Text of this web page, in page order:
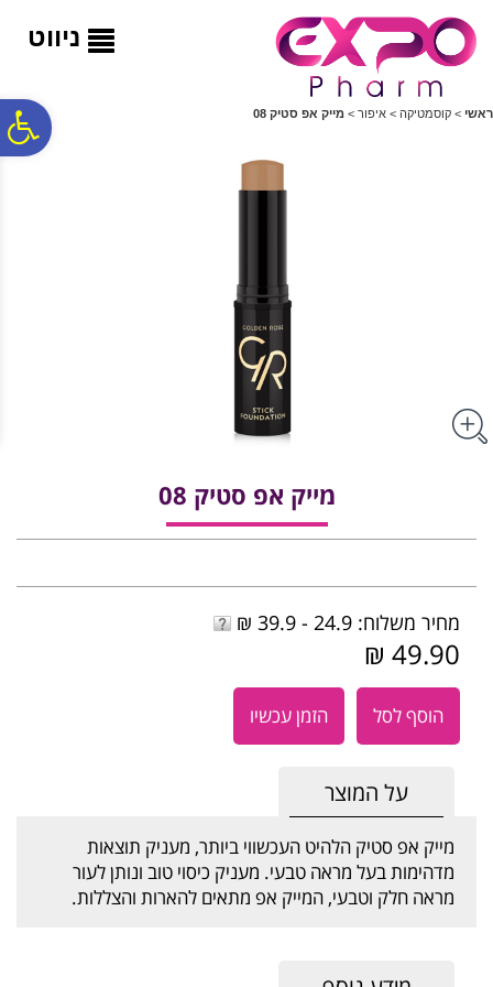
ניווט
ראשי > קוסמטיקה > איפור > מייק אפ סטיק 08
מייק אפ סטיק 08
מחיר משלוח: 24.9 - 39.9 ₪
49.90 ₪
הוסף לסל הזמן עכשיו
על המוצר
מייק אפ סטיק הלהיט העכשווי ביותר, מעניק תוצאות
מדהימות בעל מראה טבעי. מעניק כיסוי טוב ונותן לעור
מראה חלק וטבעי, המייק אפ מתאים להארות והצללות.